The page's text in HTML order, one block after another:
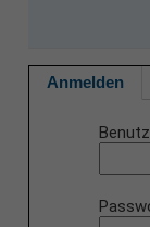
Anmelden